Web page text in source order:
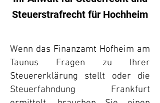
Steuerstrafrecht für Hochheim
Wenn das Finanzamt Hofheim am
Taunus Fragen zu Ihrer
Steuererklärung stellt oder die
Steuerfahndung Frankfurt